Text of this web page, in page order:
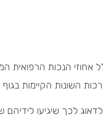
הנכות הרפואית
השונות הקיימות בגוף
לכך שיגיעו לידיהם